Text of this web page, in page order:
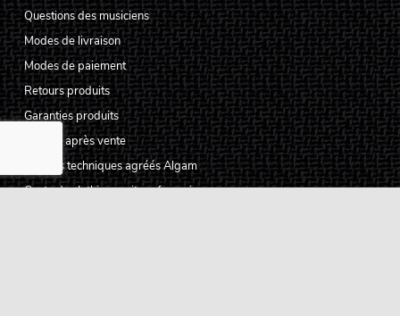
Questions des musiciens
Modes de livraison
Modes de paiement
Retours produits
Garanties produits
Service après vente
Centres techniques agréés Algam
Carte des luthiers guitare français